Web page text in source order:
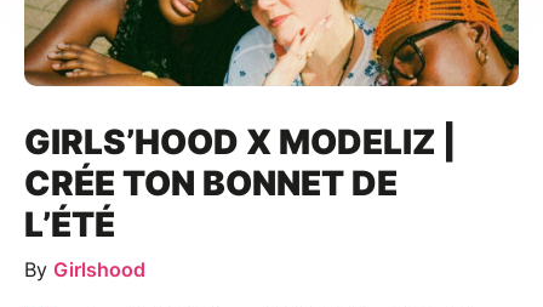
GIRLS’HOOD X MODELIZ |
CRÉE TON BONNET DE
L’ÉTÉ
By Girlshood